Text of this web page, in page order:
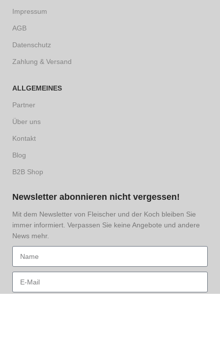
Impressum
AGB
Datenschutz
Zahlung & Versand
ALLGEMEINES
Partner
Über uns
Kontakt
Blog
B2B Shop
Newsletter abonnieren nicht vergessen!
Mit dem Newsletter von Fleischer und der Koch bleiben Sie
immer informiert. Verpassen Sie keine Angebote und andere
News mehr.